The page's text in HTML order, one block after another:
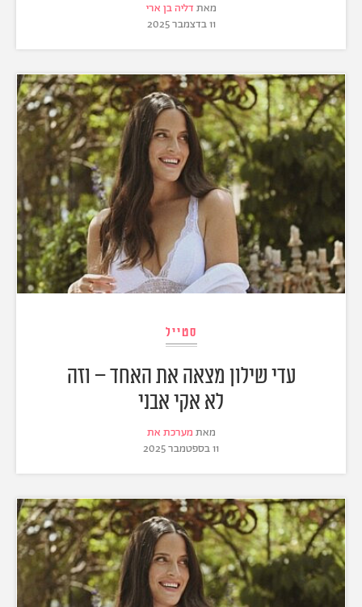
מאת דליה בן ארי
11 בדצמבר 2025
סטייל
עדי שילון מצאה את האחד – וזה
לא אקי אבני
מאת מערכת את
11 בספטמבר 2025